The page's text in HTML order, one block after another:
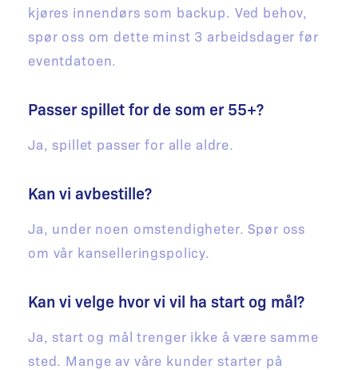
kjøres innendørs som backup. Ved behov,
spør oss om dette minst 3 arbeidsdager før
eventdatoen.
Passer spillet for de som er 55+?
Ja, spillet passer for alle aldre.
Kan vi avbestille?
Ja, under noen omstendigheter. Spør oss
om vår kanselleringspolicy.
Kan vi velge hvor vi vil ha start og mål?
Ja, start og mål trenger ikke å være samme
sted. Mange av våre kunder starter på